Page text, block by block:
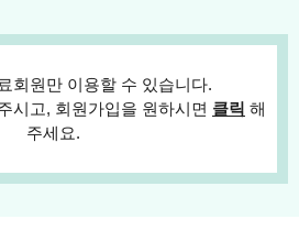
회원만 이용할 수 있습니다.
시고, 회원가입을 원하시면 클릭 해
주세요.